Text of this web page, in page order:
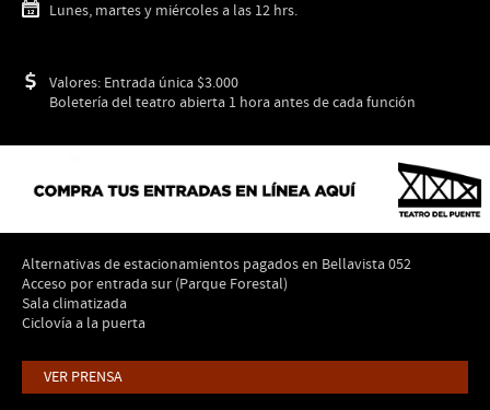
Lunes, martes y miércoles a las 12 hrs.
Valores: Entrada única $3.000
Boletería del teatro abierta 1 hora antes de cada función
Alternativas de estacionamientos pagados en Bellavista 052
Acceso por entrada sur (Parque Forestal)
Sala climatizada
Ciclovía a la puerta
VER PRENSA